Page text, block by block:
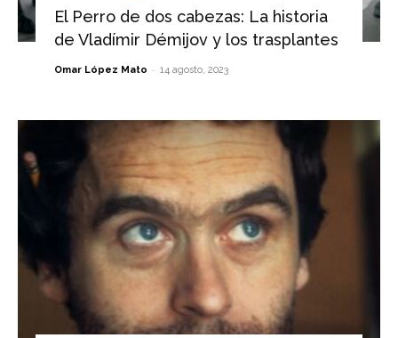
El Perro de dos cabezas: La historia
de Vladímir Démijov y los trasplantes
Omar López Mato - 14 agosto, 2023